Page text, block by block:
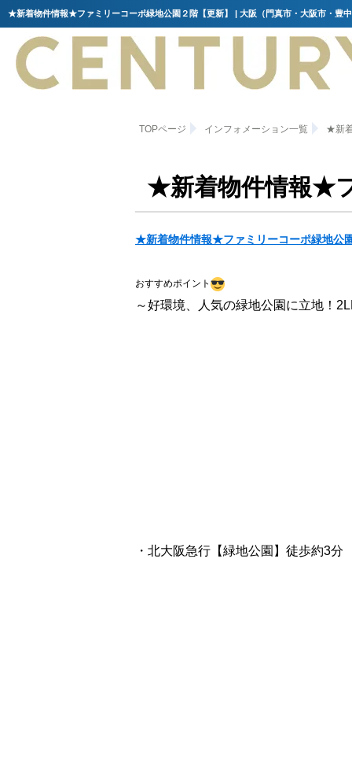
TOPページ インフォメーション一覧 ★新
★新着物件情報★
★新着物件情報★ファミリーコーポ緑地公
おすすめポイント
～好環境、人気の緑地公園に立地！
・北大阪急行【緑地公園】徒歩約3分